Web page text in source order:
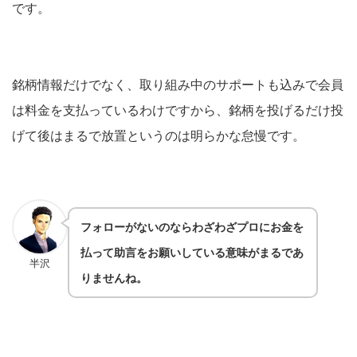
です。
銘柄情報だけでなく、取り組み中のサポートも込みで会員
は料金を支払っているわけですから、銘柄を投げるだけ投
げて後はまるで放置というのは明らかな怠慢です。
半沢
フォローがないのならわざわざプロにお金を
払って助言をお願いしている意味がまるであ
りませんね。